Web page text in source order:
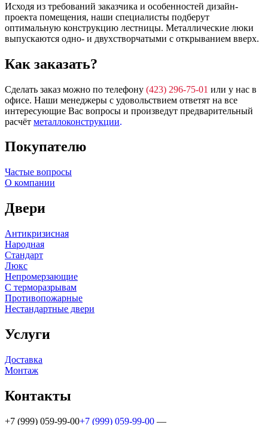
Исходя из требований заказчика и особенностей дизайн-
проекта помещения, наши специалисты подберут
оптимальную конструкцию лестницы. Металлические люки
выпускаются одно- и двухстворчатыми с открыванием вверх.
Как заказать?
Сделать заказ можно по телефону (423) 296-75-01 или у нас в
офисе. Наши менеджеры с удовольствием ответят на все
интересующие Вас вопросы и произведут предварительный
расчёт металлоконструкции.
Покупателю
Частые вопросы
О компании
Двери
Антикризисная
Народная
Стандарт
Люкс
Непромерзающие
С терморазрывам
Противопожарные
Нестандартные двери
Услуги
Доставка
Монтаж
Контакты
+7 (999) 059-99-00+7 (999) 059-99-00 —